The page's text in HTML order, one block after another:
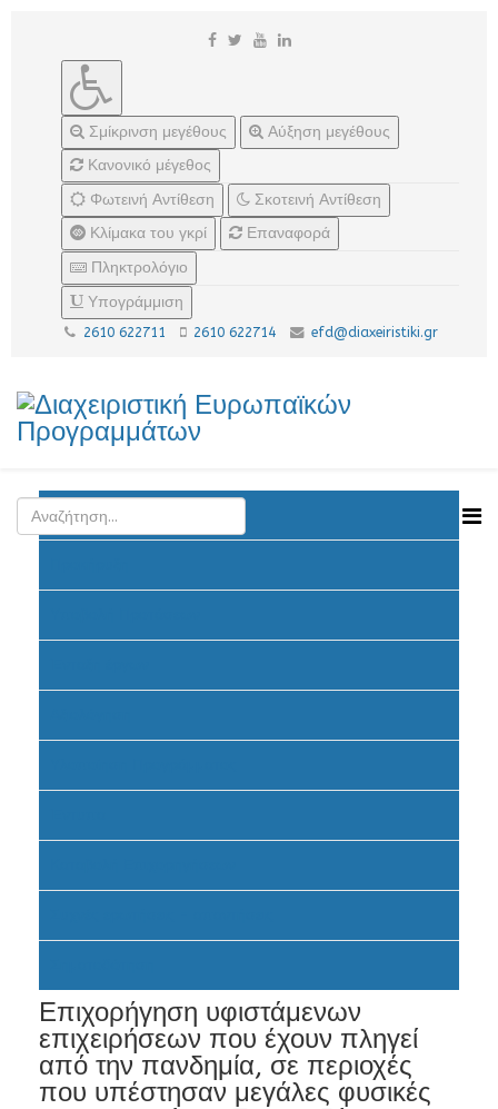
Σμίκρινση μεγέθους
Αύξηση μεγέθους
Κανονικό μέγεθος
Φωτεινή Αντίθεση
Σκοτεινή Αντίθεση
Κλίμακα του γκρί
Επαναφορά
Πληκτρολόγιο
Υπογράμμιση
2610 622711 2610 622714 efd@diaxeiristiki.gr
Ανακοινώσεις
Επιχορήγηση υφιστάμενων
επιχειρήσεων που έχουν πληγεί
από την πανδημία, σε περιοχές
που υπέστησαν μεγάλες φυσικές